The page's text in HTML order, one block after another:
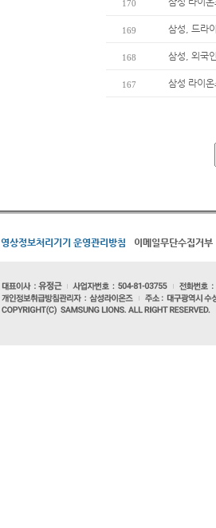
170
169 삼성, 드라
168 삼성, 외국
167 삼성 라이
영상정보처리기기 운영관리방침 이메일무단수집거부